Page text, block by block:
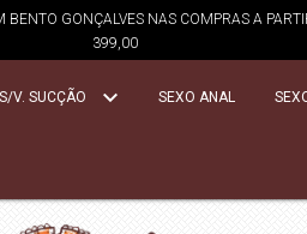
BENTO GONÇALVES NAS COMPRAS A
399,00
V. SUCÇÃO SEXO ANAL